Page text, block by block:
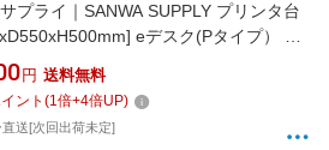
プライ｜SANWA SUPPLY プリンタ台
eデスク(Pタイプ） ラ
ー ED-P6055LN 【メーカー直送・時
返品不可】
円 送料無料
ント (1倍+4倍UP)
直送[次回出荷未定]